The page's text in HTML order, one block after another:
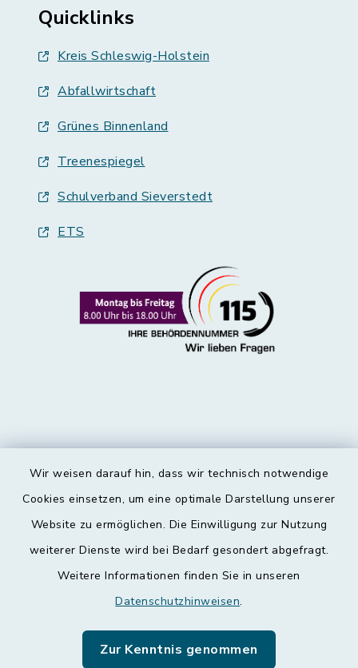
Wir weisen darauf hin, dass wir technisch notwendige
Cookies einsetzen, um eine optimale Darstellung unserer
Website zu ermöglichen. Die Einwilligung zur Nutzung
weiterer Dienste wird bei Bedarf gesondert abgefragt.
Weitere Informationen finden Sie in unseren
Datenschutzhinweisen.
Zur Kenntnis genommen
Quicklinks
Kreis Schleswig-Holstein
Abfallwirtschaft
Grünes Binnenland
Treenespiegel
Schulverband Sieverstedt
ETS
Kontakt
Datenschutz